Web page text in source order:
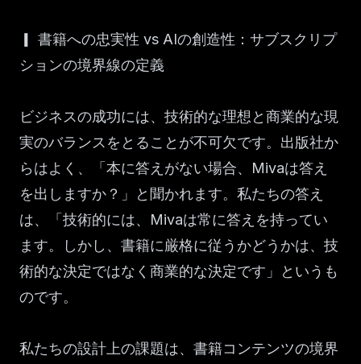
▎ 書籍への忠実性 vs AIの創造性：サブスクリプ
ションの境界線の定義
ビジネスの成功には、技術的な理想と商業的な現
実のバランスをとることが不可欠です。出版社か
らはよく、「本に答えがない場合、Mivaは答え
を出しますか？」と聞かれます。私たちの答え
は、「技術的には、Mivaは常に答えを持ってい
ます。しかし、書籍に厳格に従うかどうかは、技
術的な決定ではなく商業的な決定です」というも
のです。
私たちの設計上の課題は、書籍コンテンツの境界